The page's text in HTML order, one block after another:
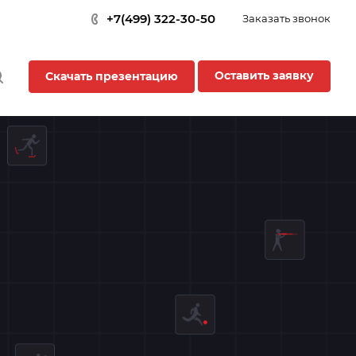
+7(499) 322-30-50 Заказать звонок
Скачать презентацию Оставить заявку